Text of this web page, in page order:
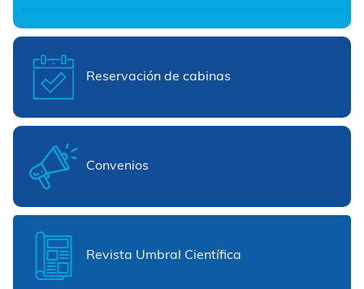
Reservación de cabinas
Convenios
Revista Umbral Científica